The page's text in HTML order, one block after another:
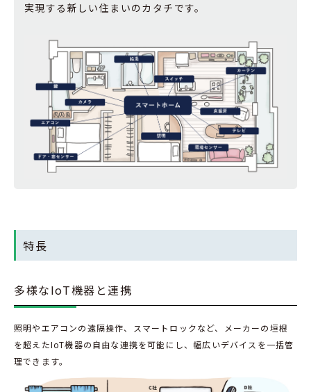
実現する新しい住まいのカタチです。
特長
多様なIoT機器と連携
照明やエアコンの遠隔操作、スマートロックなど、メーカーの垣根
を超えたIoT機器の自由な連携を可能にし、幅広いデバイスを一括管
理できます。